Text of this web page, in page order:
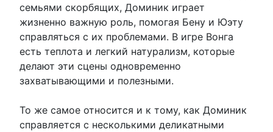
семьями скорбящих, Доминик играет
жизненно важную роль, помогая Бену и Юэту
справляться с их проблемами. В игре Вонга
есть теплота и легкий натурализм, которые
делают эти сцены одновременно
захватывающими и полезными.
То же самое относится и к тому, как Доминик
справляется с несколькими деликатными